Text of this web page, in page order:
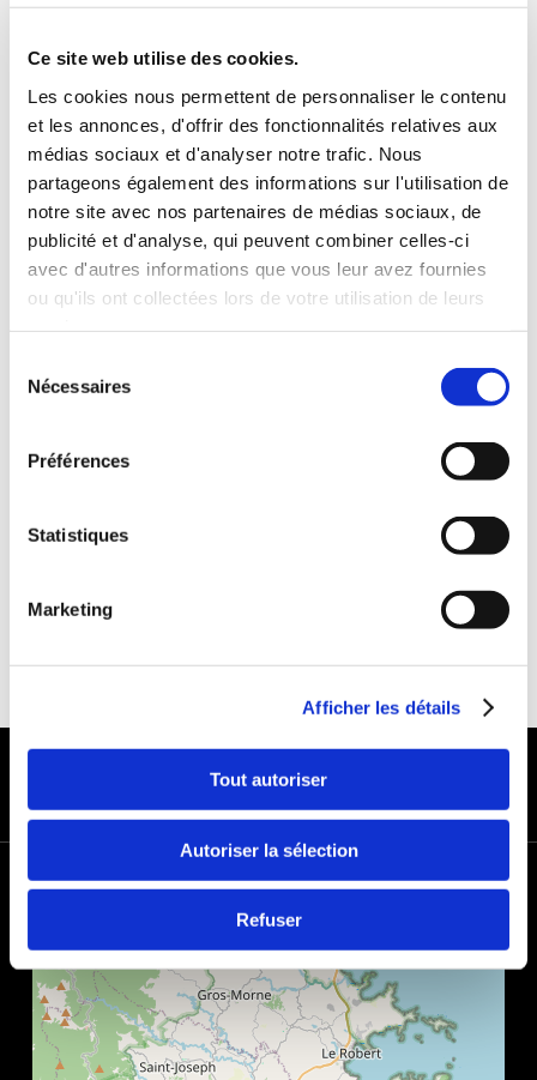
Ce site web utilise des cookies.
Les cookies nous permettent de personnaliser le contenu
et les annonces, d'offrir des fonctionnalités relatives aux
médias sociaux et d'analyser notre trafic. Nous
partageons également des informations sur l'utilisation de
notre site avec nos partenaires de médias sociaux, de
publicité et d'analyse, qui peuvent combiner celles-ci
avec d'autres informations que vous leur avez fournies
ou qu'ils ont collectées lors de votre utilisation de leurs
Nécessaires
Préférences
Statistiques
Marketing
Afficher les détails
Tout autoriser
Autoriser la sélection
Refuser
INCLUS À LA LOCATION
Killométrage illimité
Assurance tous risques (hors franchise)
Carburant : plein à rendre plein
CONDITIONS DE LOCATION
Age minimum :20 ans
ASSURANCE
MODES DE PAIEMENT
+